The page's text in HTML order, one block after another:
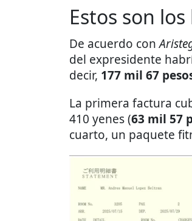
Estos son los
De acuerdo con
del expresidente
decir, 177 mil 67
La primera factura
410 yenes (63 mil 57
cuarto, un paquete